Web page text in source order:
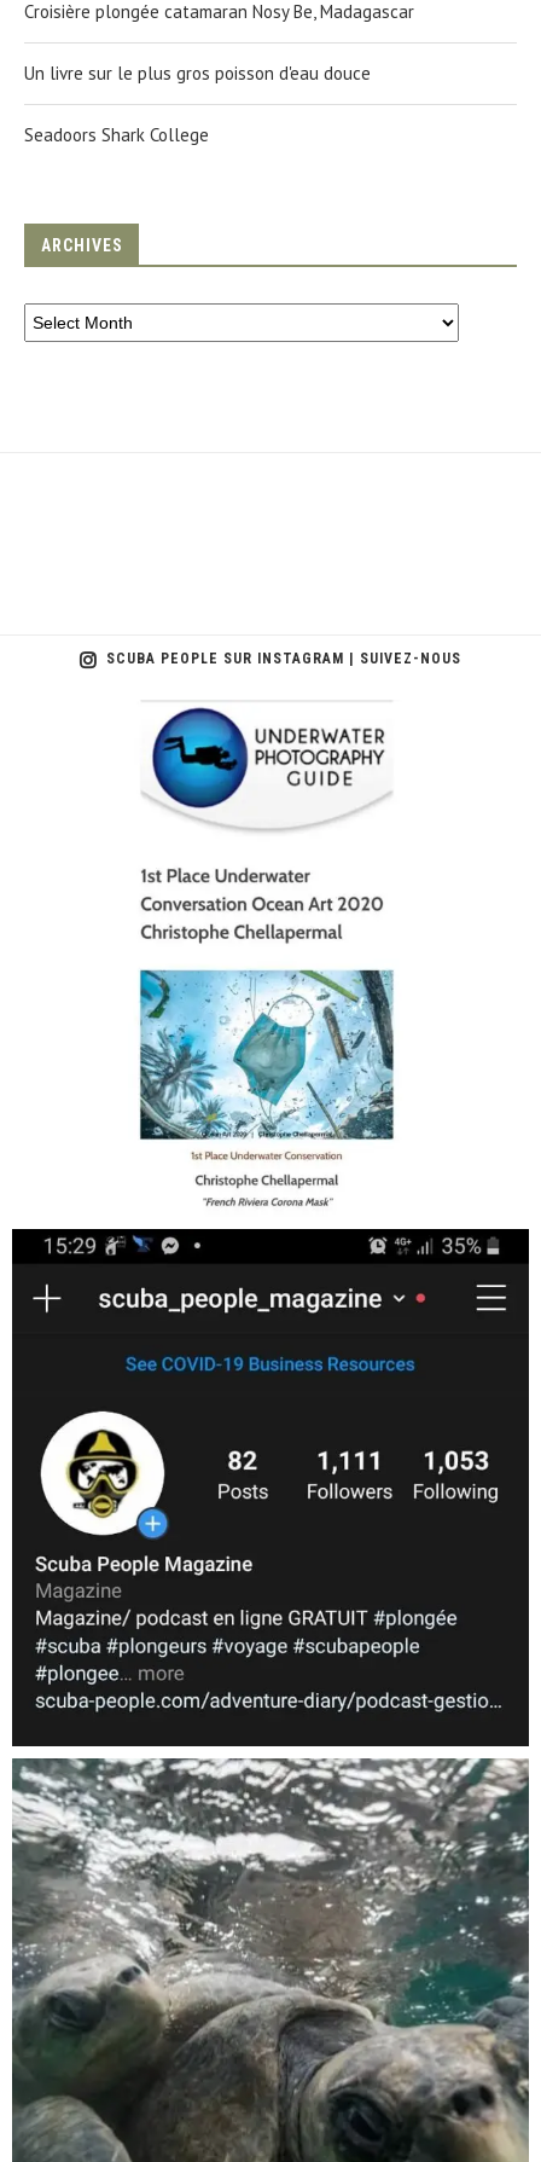
Croisière plongée catamaran Nosy Be, Madagascar
Un livre sur le plus gros poisson d'eau douce
Seadoors Shark College
ARCHIVES
SCUBA PEOPLE SUR INSTAGRAM | SUIVEZ-NOUS
scuba_people_magazine
scuba_people_magazine
Nov 5
scuba_people_magazine